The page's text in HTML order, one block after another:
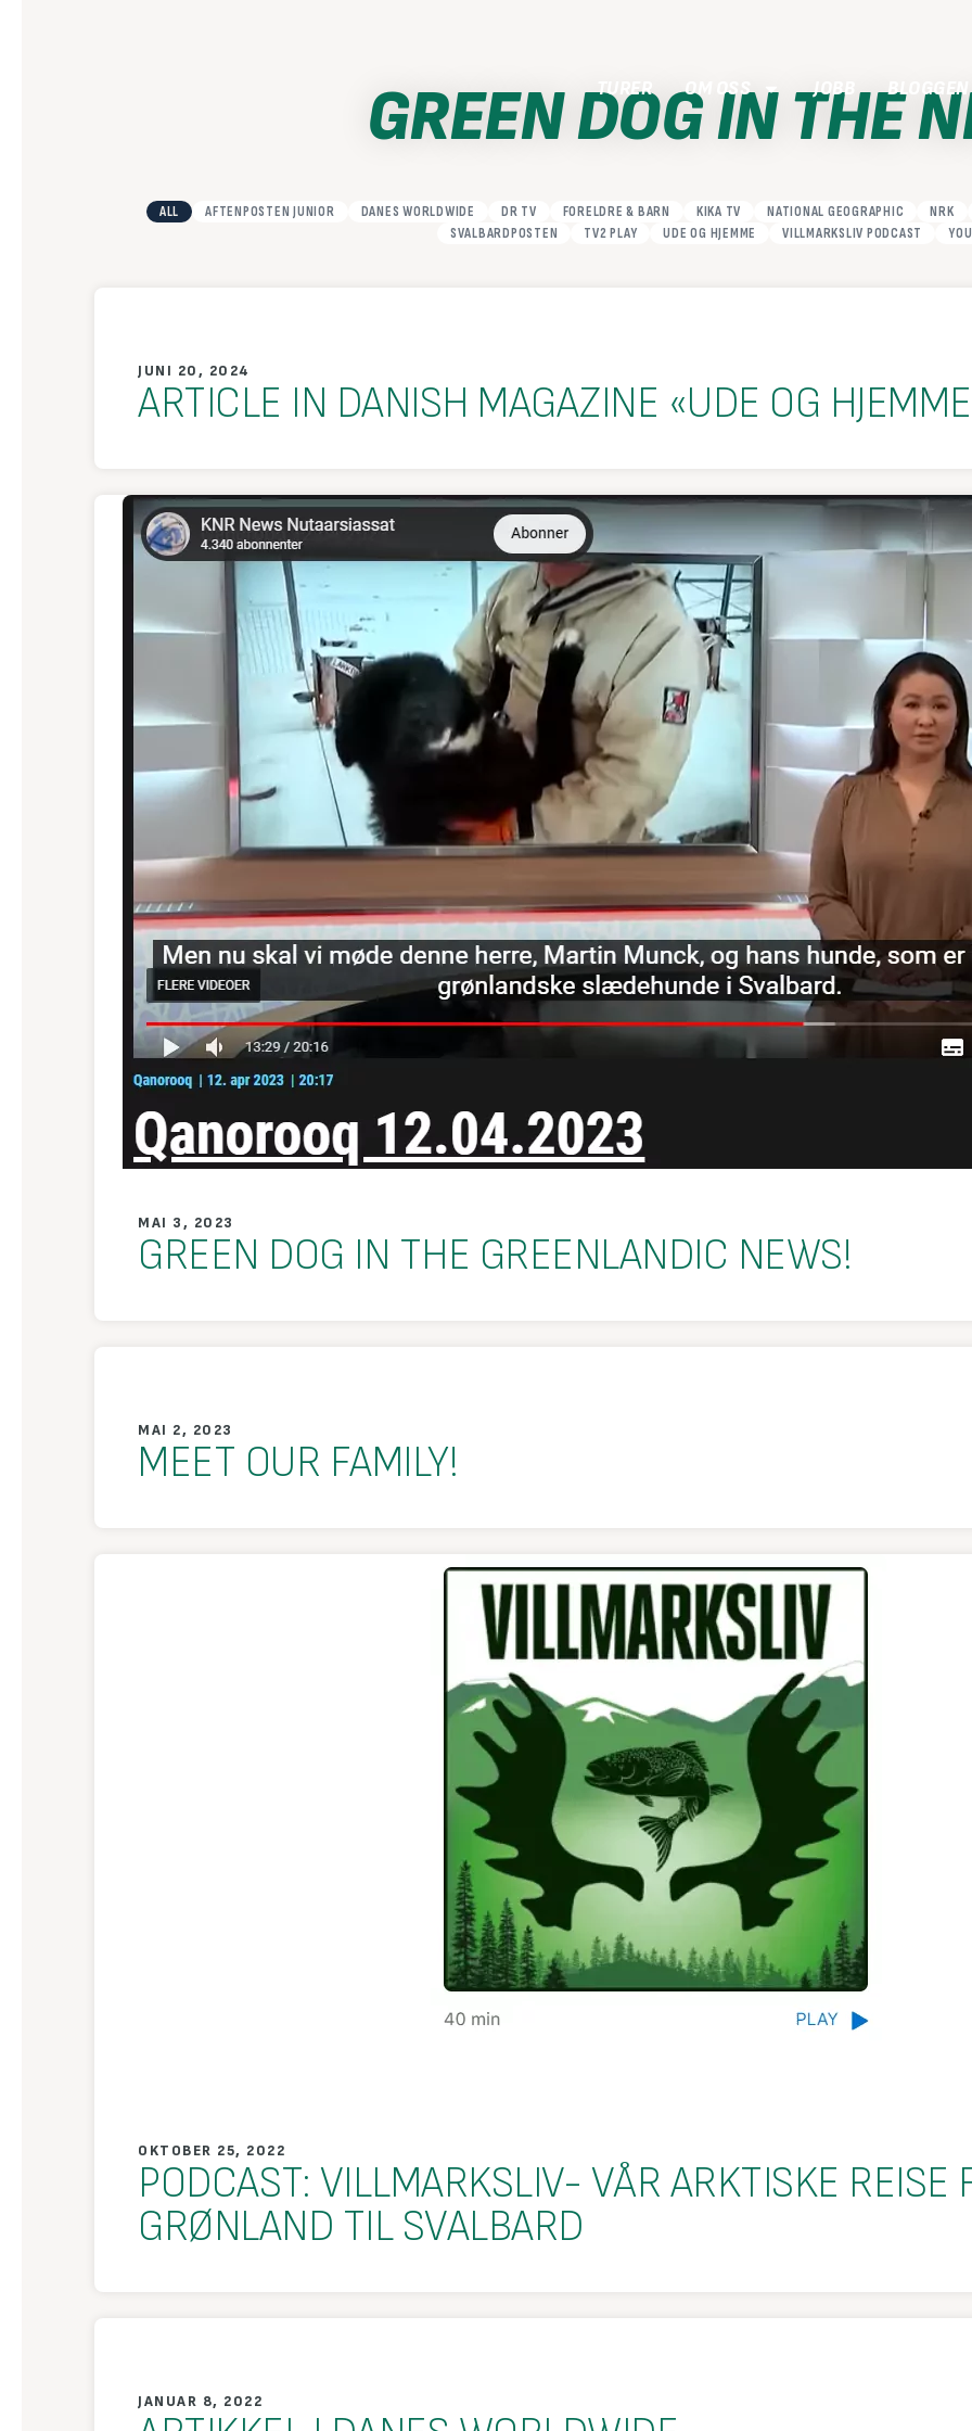
TURER OM OSS JOBB BLOGGEN
GREEN DOG IN THE
AFTENPOSTEN JUNIOR DANES WORLDWIDE DR TV FORELDRE & BARN KIKA TV NATIONAL GEOGRAPHIC NRK
SVALBARDPOSTEN
TV2 PLAY UDE OG HJEMME VILLMARKSLIV PODCAST
ALL
JUNI 20, 2024
ARTICLE IN DANISH MAGAZINE «UDE OG
MAI 3, 2023
GREEN DOG IN THE GREENLANDIC NEWS!
MAI 2, 2023
MEET OUR FAMILY!
OKTOBER 25, 2022
PODCAST: VILLMARKSLIV- VÅR ARKTISKE REISE
GRØNLAND TIL SVALBARD
JANUAR 8, 2022